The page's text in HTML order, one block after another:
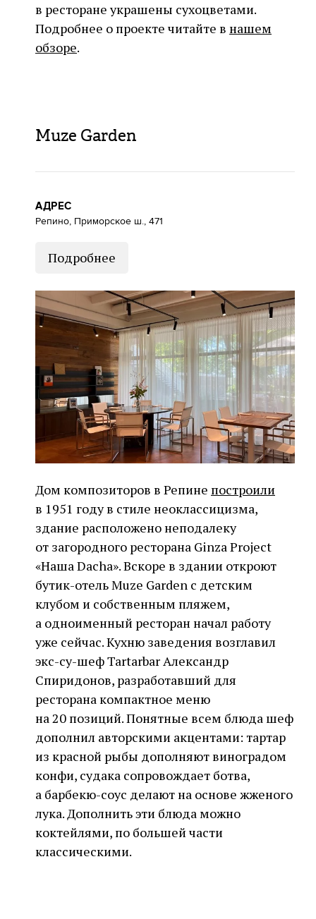
в ресторане украшены сухоцветами.
Подробнее о проекте читайте в нашем
обзоре.
Muze Garden
АДРЕС
Репино, Приморское ш., 471
Подробнее
Дом композиторов в Репине построили
в 1951 году в стиле неоклассицизма,
здание расположено неподалеку
от загородного ресторана Ginza Project
«Наша Dacha». Вскоре в здании откроют
бутик-отель Muze Garden с детским
клубом и собственным пляжем,
а одноименный ресторан начал работу
уже сейчас. Кухню заведения возглавил
экс-су-шеф Tartarbar Александр
Спиридонов, разработавший для
ресторана компактное меню
на 20 позиций. Понятные всем блюда шеф
дополнил авторскими акцентами: тартар
из красной рыбы дополняют виноградом
конфи, судака сопровождает ботва,
а барбекю-соус делают на основе жженого
лука. Дополнить эти блюда можно
коктейлями, по большей части
классическими.